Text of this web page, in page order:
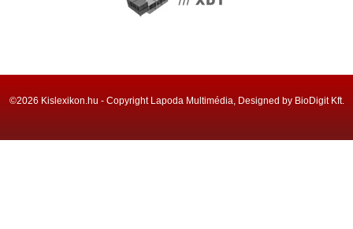
©2026 Kislexikon.hu - Copyright Lapoda Multimédia, Designed by BioDigit Kft.